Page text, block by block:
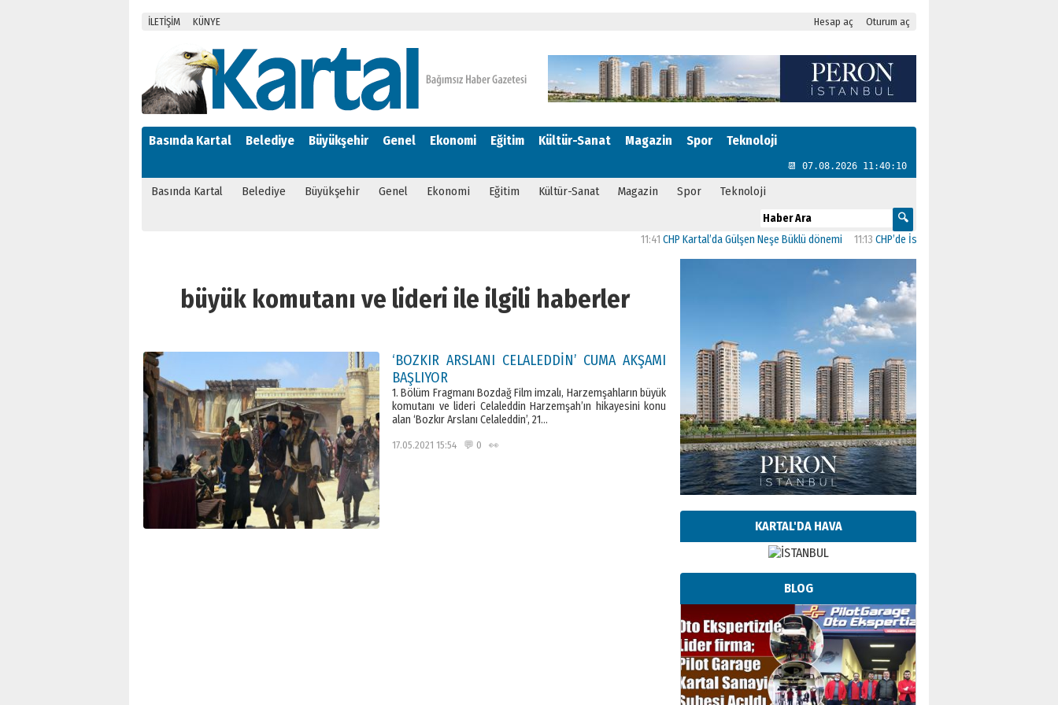
İLETİŞİM KÜNYE Hesap aç Oturum aç
Basında Kartal Belediye Büyükşehir Genel Ekonomi Eğitim Kültür-Sanat Magazin Spor Teknoloji
📆 07.08.2026 11:40:10
Basında Kartal Belediye Büyükşehir Genel Ekonomi Eğitim Kültür-Sanat Magazin Spor Teknoloji
CHP Kartal’da Gülşen Neşe Büklü dönemi 11:13CHP’de İstanbul’daki 23 İlçenin Başkanları Belli
büyük komutanı ve lideri ile ilgili haberler
‘BOZKIR ARSLANI CELALEDDİN’ CUMA AKŞAMI
BAŞLIYOR
1. Bölüm Fragmanı Bozdağ Film imzalı, Harzemşahların büyük
komutanı ve lideri Celaleddin Harzemşah’ın hikayesini konu
alan ‘Bozkır Arslanı Celaleddin’, 21…
17.05.2021 15:54 💬 0 👀
KARTAL'DA HAVA
BLOG